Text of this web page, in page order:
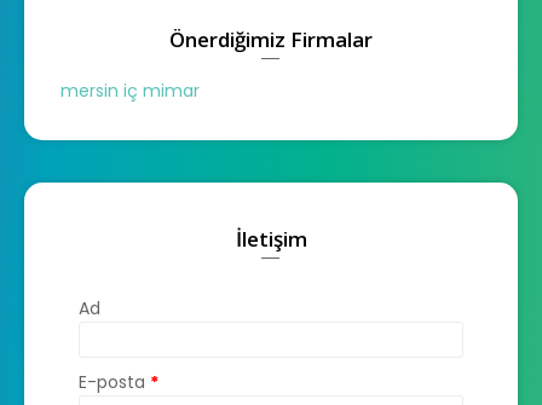
Önerdiğimiz Firmalar
mersin iç mimar
İletişim
Ad
E-posta *